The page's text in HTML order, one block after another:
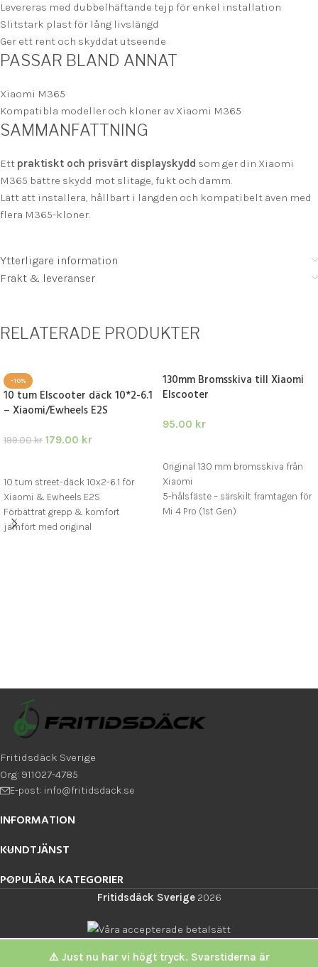
⚠️ Just nu har vi högt tryck. Svarstiderna är
Levereras med dubbelhäftande tejp för enkel installation
Slitstark plast för lång livslängd
Ger ett rent och skyddat utseende
PASSAR BLAND ANNAT
Xiaomi M365
Kompatibla modeller och kloner av Xiaomi M365
SAMMANFATTNING
Ett praktiskt och prisvärt displayskydd som ger din Xiaomi
M365 bättre skydd mot slitage, fukt och damm.
Lätt att installera, hållbart i längden och kompatibelt även med
flera M365-kloner.
Ytterligare information
Frakt & leveranser
RELATERADE PRODUKTER
-10%
10 tum Elscooter däck 10*2-6.1
– Xiaomi/Ewheels E2S
199.00kr 179.00 kr
10 tum street-däck 10x2-6.1 för
Xiaomi & Ewheels E2S
Förbättrat grepp & komfort
jämfört med original
130mm Bromsskiva till Xiaomi
Elscooter
95.00 kr
Original 130 mm bromsskiva från
Xiaomi
5-hålsfäste – särskilt framtagen för
Mi 4 Pro (1st Gen)
Fritidsdäck Sverige
Org: 911027-4785
E-post: info@fritidsdack.se
INFORMATION
KUNDTJÄNST
POPULÄRA KATEGORIER
Fritidsdäck Sverige 2026